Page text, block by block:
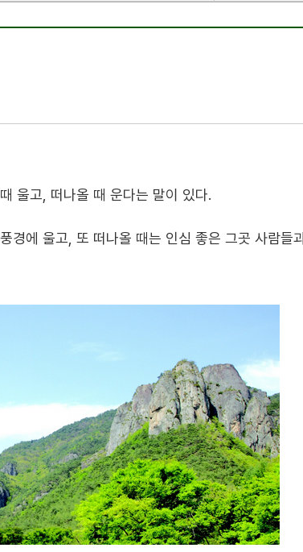
울고 떠나올 때 운다는 말이 있다.
경에 울고 ,또 떠나올 때는 인심 좋은 그곳 사람들